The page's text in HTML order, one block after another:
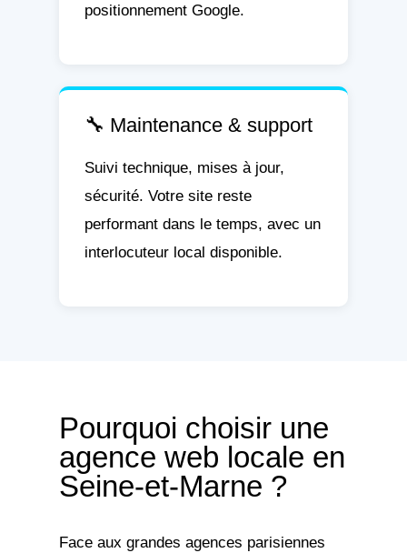
positionnement Google.
🔧 Maintenance & support
Suivi technique, mises à jour,
sécurité. Votre site reste
performant dans le temps, avec un
interlocuteur local disponible.
Pourquoi choisir une
agence web locale en
Seine-et-Marne ?
Face aux grandes agences parisiennes